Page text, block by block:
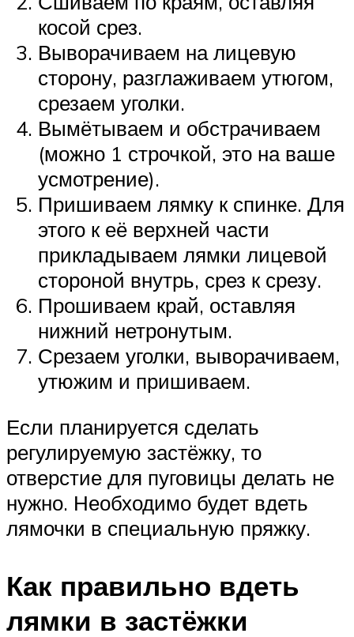
косой срез.
Выворачиваем на лицевую
сторону, разглаживаем утюгом,
срезаем уголки.
Вымётываем и обстрачиваем
(можно 1 строчкой, это на ваше
усмотрение).
Пришиваем лямку к спинке. Для
этого к её верхней части
прикладываем лямки лицевой
стороной внутрь, срез к срезу.
Прошиваем край, оставляя
нижний нетронутым.
Срезаем уголки, выворачиваем,
утюжим и пришиваем.
Если планируется сделать
регулируемую застёжку, то
отверстие для пуговицы делать не
нужно. Необходимо будет вдеть
лямочки в специальную пряжку.
Как правильно вдеть
лямки в застёжки